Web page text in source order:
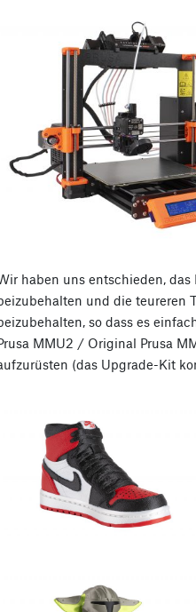
haben uns entschieden,
und die teureren
so dass es
MMU2 / Original Prusa
(das Upgrade-Kit